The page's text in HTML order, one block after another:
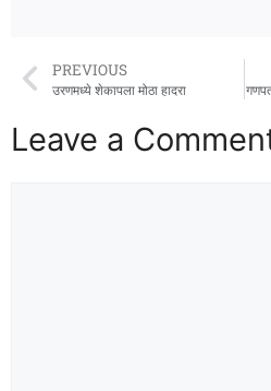
PREVIOUS
उरणमध्ये शेकापला मोठा हादरा
Leave a